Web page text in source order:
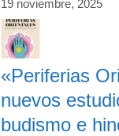
19 noviembre, 2025
«Periferias
nuevos
budismo e